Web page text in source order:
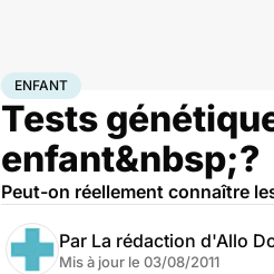
AccueilSanté
ENFANT
Tests
enfant&nbsp;?
Peut-on réellement connaître
Par La rédaction d'Allo
Mis à jour le 03/08/2011